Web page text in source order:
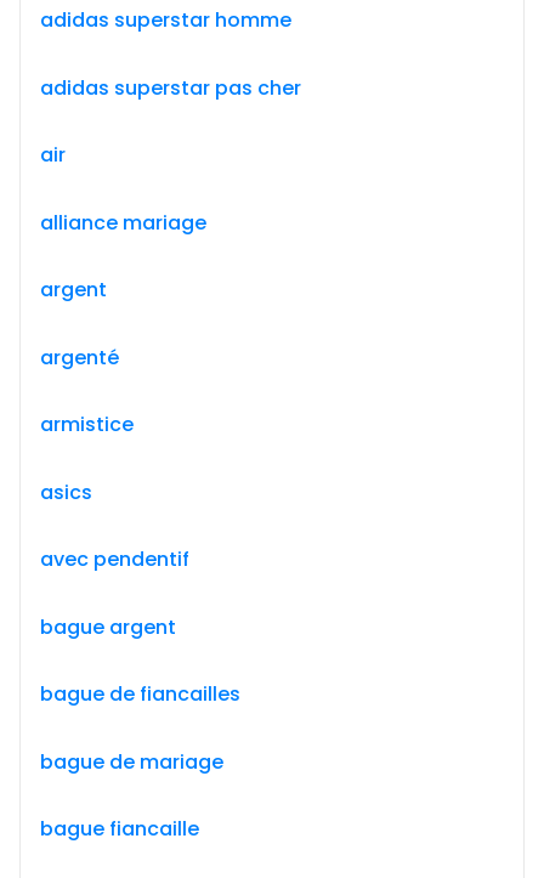
adidas superstar homme
adidas superstar pas cher
air
alliance mariage
argent
argenté
armistice
asics
avec pendentif
bague argent
bague de fiancailles
bague de mariage
bague fiancaille